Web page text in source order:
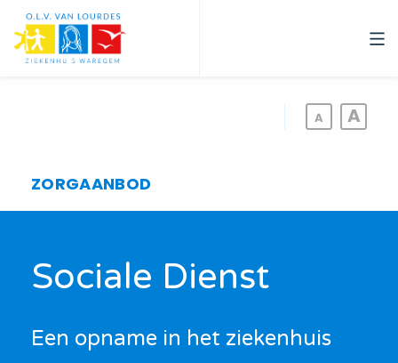
Overslaan
en
naar
ZORGAANBOD
Sociale Dienst
Een opname in het ziekenhuis